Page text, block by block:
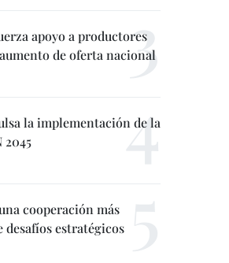
apoyo a productores
de oferta nacional
la implementación de la
2045
cooperación más
desafíos estratégicos